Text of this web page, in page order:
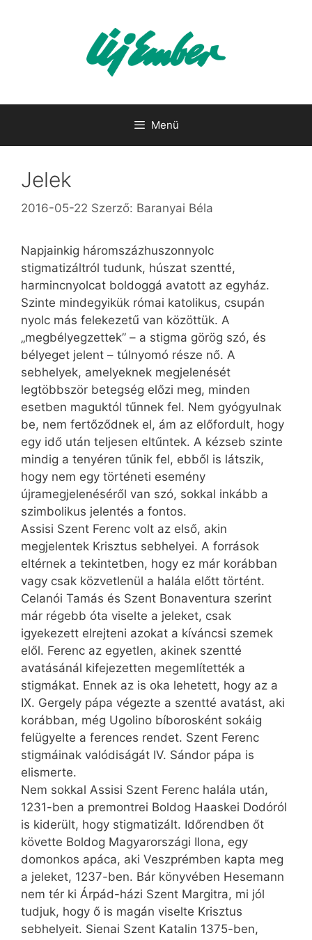
Menü
Jelek
2016-05-22 Szerző: Baranyai Béla
Napjainkig háromszázhuszonnyolc
stigmatizáltról tudunk, húszat szentté,
harmincnyolcat boldoggá avatott az egyház.
Szinte mindegyikük római katolikus, csupán
nyolc más felekezetű van közöttük. A
„megbélyegzettek” – a stigma görög szó, és
bélyeget jelent – túlnyomó része nő. A
sebhelyek, amelyeknek megjelenését
legtöbbször betegség előzi meg, minden
esetben maguktól tűnnek fel. Nem gyógyulnak
be, nem fertőződnek el, ám az előfordult, hogy
egy idő után teljesen eltűntek. A kézseb szinte
mindig a tenyéren tűnik fel, ebből is látszik,
hogy nem egy történeti esemény
újramegjelenéséről van szó, sokkal inkább a
szimbolikus jelentés a fontos.
Assisi Szent Ferenc volt az első, akin
megjelentek Krisztus sebhelyei. A források
eltérnek a tekintetben, hogy ez már korábban
vagy csak közvetlenül a halála előtt történt.
Celanói Tamás és Szent Bonaventura szerint
már régebb óta viselte a jeleket, csak
igyekezett elrejteni azokat a kíváncsi szemek
elől. Ferenc az egyetlen, akinek szentté
avatásánál kifejezetten megemlítették a
stigmákat. Ennek az is oka lehetett, hogy az a
IX. Gergely pápa végezte a szentté avatást, aki
korábban, még Ugolino bíborosként sokáig
felügyelte a ferences rendet. Szent Ferenc
stigmáinak valódiságát IV. Sándor pápa is
elismerte.
Nem sokkal Assisi Szent Ferenc halála után,
1231-ben a premontrei Boldog Haaskei Dodóról
is kiderült, hogy stigmatizált. Időrendben őt
követte Boldog Magyarországi Ilona, egy
domonkos apáca, aki Veszprémben kapta meg
a jeleket, 1237-ben. Bár könyvében Hesemann
nem tér ki Árpád-házi Szent Margitra, mi jól
tudjuk, hogy ő is magán viselte Krisztus
sebhelyeit. Sienai Szent Katalin 1375-ben,